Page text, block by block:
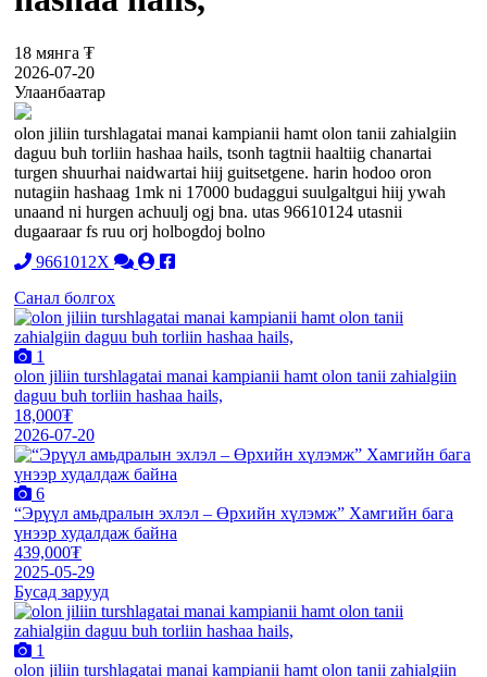
18 мянга ₮
2026-07-20
Улаанбаатар
olon jiliin turshlagatai manai kampianii hamt olon tanii zahialgiin
daguu buh torliin hashaa hails, tsonh tagtnii haaltiig chanartai
turgen shuurhai naidwartai hiij guitsetgene. harin hodoo oron
nutagiin hashaag 1mk ni 17000 budaggui suulgaltgui hiij ywah
unaand ni hurgen achuulj ogj bna. utas 96610124 utasnii
dugaaraar fs ruu orj holbogdoj bolno
9661012X
Санал болгох
1
olon jiliin turshlagatai manai kampianii hamt olon tanii zahialgiin
daguu buh torliin hashaa hails,
18,000₮
2026-07-20
6
“Эрүүл амьдралын эхлэл – Өрхийн хүлэмж” Хамгийн бага
үнээр худалдаж байна
439,000₮
2025-05-29
Бусад зарууд
1
olon jiliin turshlagatai manai kampianii hamt olon tanii zahialgiin